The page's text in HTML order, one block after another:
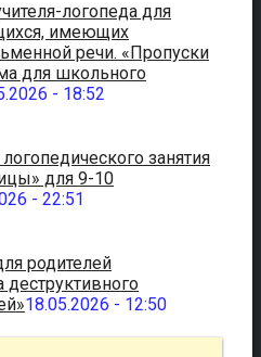
логопеда для
имеющих
речи. «Пропуски
для школьного
- 18:52
занятия
для 9-10
- 22:51
родителей
18.05.2026 - 12:50